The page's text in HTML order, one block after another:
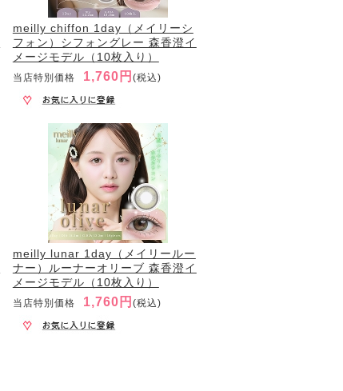
meilly chiffon 1day（メイリーシ
フォン）シフォングレー 森香澄イ
メージモデル（10枚入り）
当店特別価格 1,760円 (税込)
meilly lunar 1day（メイリールー
ナー）ルーナーオリーブ 森香澄イ
メージモデル（10枚入り）
当店特別価格 1,760円 (税込)